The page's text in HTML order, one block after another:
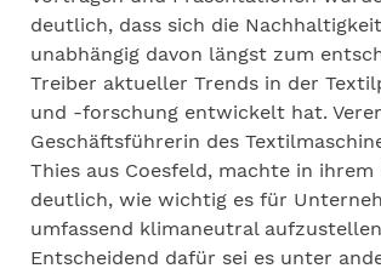
deutlich, dass sich die
unabhängig davon längst zum
Treiber aktueller Trends in der
und -forschung entwickelt hat.
Geschäftsführerin des
Thies aus Coesfeld, machte in
deutlich, wie wichtig es für
umfassend klimaneutral
Entscheidend dafür sei es unter